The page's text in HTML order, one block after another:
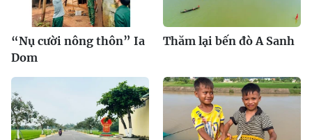
“Nụ cười nông thôn” Ia
Dom
Thăm lại bến đò A Sanh